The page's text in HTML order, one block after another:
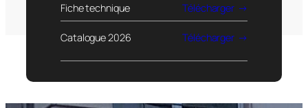
Fiche technique Télécharger
Catalogue 2026 Télécharger